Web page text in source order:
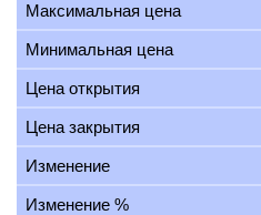
Максимальная цена
Минимальная цена
Цена открытия
Цена закрытия
Изменение
Изменение %